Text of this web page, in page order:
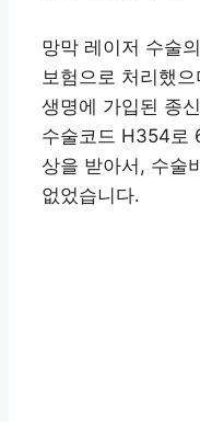
망막 레이저 수술
보험으로 처리했
생명에 가입된 종
수술코드 H354로
상을 받아서, 수술
없었습니다.